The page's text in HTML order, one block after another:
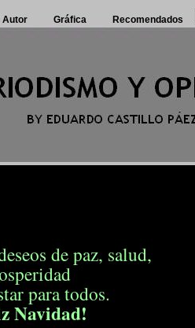
Autor Gráfica Recomendados
de paz, salud,
para todos.
Navidad!